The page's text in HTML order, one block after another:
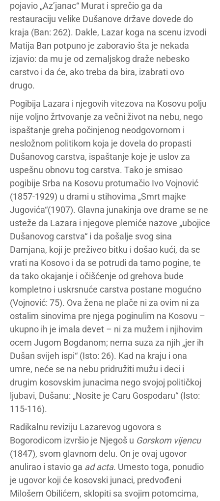
pojavio „Az’janac“ Murat i sprečio ga da
restauraciju velike Dušanove države dovede do
kraja (Ban: 262). Dakle, Lazar koga na scenu izvodi
Matija Ban potpuno je zaboravio šta je nekada
izjavio: da mu je od zemaljskog draže nebesko
carstvo i da će, ako treba da bira, izabrati ovo
drugo.
Pogibija Lazara i njegovih vitezova na Kosovu polju
nije voljno žrtvovanje za večni život na nebu, nego
ispaštanje greha počinjenog neodgovornom i
nesložnom politikom koja je dovela do propasti
Dušanovog carstva, ispaštanje koje je uslov za
uspešnu obnovu tog carstva. Tako je smisao
pogibije Srba na Kosovu protumačio Ivo Vojnović
(1857-1929) u drami u stihovima „Smrt majke
Jugovića“(1907). Glavna junakinja ove drame se ne
usteže da Lazara i njegove plemiće nazove „ubojice
Dušanovog carstva“ i da pošalje svog sina
Damjana, koji je preživeo bitku i došao kući, da se
vrati na Kosovo i da se potrudi da tamo pogine, te
da tako okajanje i očišćenje od grehova bude
kompletno i uskrsnuće carstva postane mogućno
(Vojnović: 75). Ova žena ne plače ni za ovim ni za
ostalim sinovima pre njega poginulim na Kosovu –
ukupno ih je imala devet – ni za mužem i njihovim
ocem Jugom Bogdanom; nema suza za njih „jer ih
Dušan svijeh ispi“ (Isto: 26). Kad na kraju i ona
umre, neće se na nebu pridružiti mužu i deci i
drugim kosovskim junacima nego svojoj političkoj
ljubavi, Dušanu: „Nosite je Caru Gospodaru“ (Isto:
115-116).
Radikalnu reviziju Lazarevog ugovora s
Bogorodicom izvršio je Njegoš u Gorskom vijencu
(1847), svom glavnom delu. On je ovaj ugovor
anulirao i stavio ga ad acta. Umesto toga, ponudio
je ugovor koji će kosovski junaci, predvođeni
Milošem Obilićem, sklopiti sa svojim potomcima,